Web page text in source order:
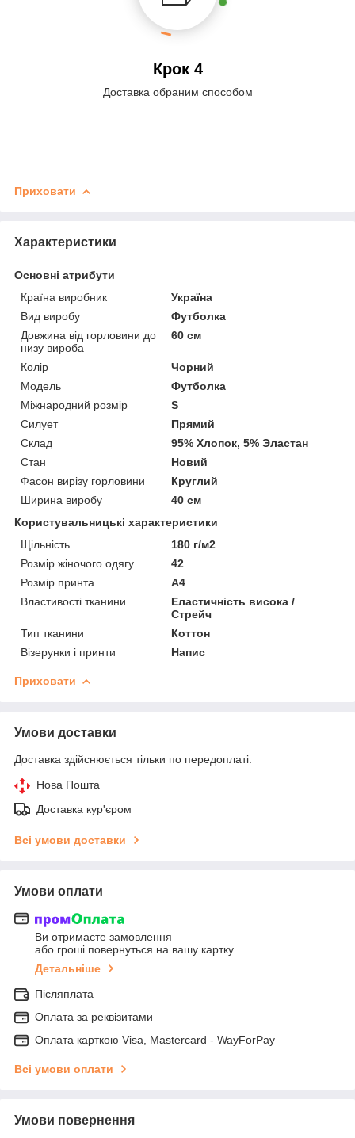
Крок 4
Доставка обраним способом
Приховати
Характеристики
Основні атрибути
Країна виробник
Україна
Вид виробу
Футболка
Довжина від горловини до
низу вироба
60 см
Колір
Чорний
Модель
Футболка
Міжнародний розмір
S
Силует
Прямий
Склад
95% Хлопок, 5% Эластан
Стан
Новий
Фасон вирізу горловини
Круглий
Ширина виробу
40 см
Користувальницькі характеристики
Щільність
180 г/м2
Розмір жіночого одягу
42
Розмір принта
А4
Властивості тканини
Еластичність висока /
Стрейч
Тип тканини
Коттон
Візерунки і принти
Напис
Приховати
Умови доставки
Доставка здійснюється тільки по передоплаті.
Нова Пошта
Доставка кур'єром
Всі умови доставки
Умови оплати
Ви отримаєте замовлення
або гроші повернуться на вашу картку
Детальніше
Післяплата
Оплата за реквізитами
Оплата карткою Visa, Mastercard - WayForPay
Всі умови оплати
Умови повернення